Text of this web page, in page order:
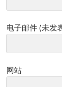
电子邮件 (未发
网站